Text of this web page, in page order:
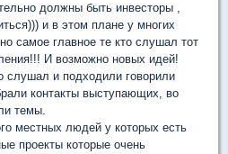
должны быть инвесторы ,
и в этом плане у многих
самое главное те кто слушал тот
И возможно новых идей!
слушал и подходили говорили
контакты выступающих, во
темы.
местных людей у которых есть
проекты которые очень